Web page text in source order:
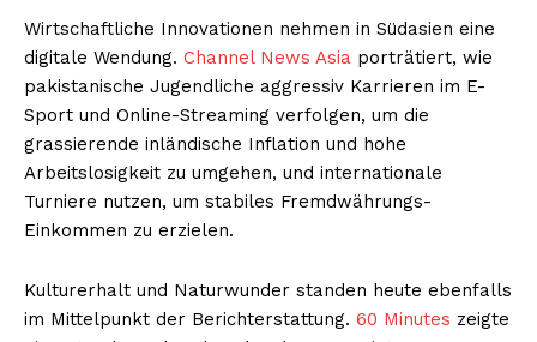
Wirtschaftliche Innovationen nehmen in Südasien eine
digitale Wendung. Channel News Asia porträtiert, wie
pakistanische Jugendliche aggressiv Karrieren im E-
Sport und Online-Streaming verfolgen, um die
grassierende inländische Inflation und hohe
Arbeitslosigkeit zu umgehen, und internationale
Turniere nutzen, um stabiles Fremdwährungs-
Einkommen zu erzielen.
Kulturerhalt und Naturwunder standen heute ebenfalls
im Mittelpunkt der Berichterstattung. 60 Minutes zeigte